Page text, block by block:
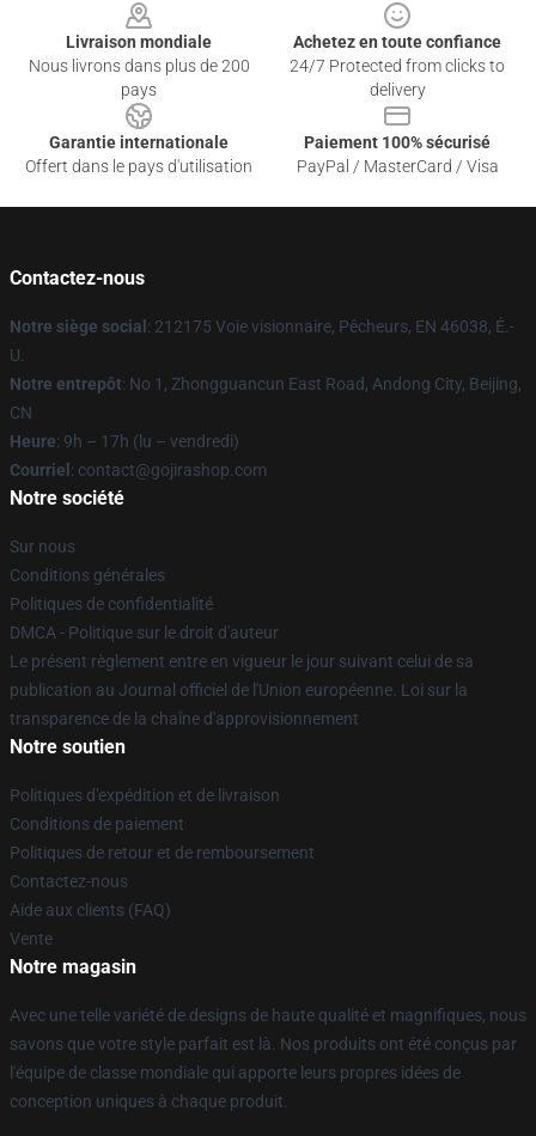
Livraison mondiale
Nous livrons dans plus de 200
pays
Achetez en toute confiance
24/7 Protected from clicks to
delivery
Garantie internationale
Offert dans le pays d'utilisation
Paiement 100% sécurisé
PayPal / MasterCard / Visa
Contactez-nous
Notre siège social : 212175 Voie visionnaire, Pêcheurs, EN 46038, É.-
U.
Notre entrepôt: No 1, Zhongguancun East Road, Andong City, Beijing,
CN
Heure: 9h – 17h (lu – vendredi)
Courriel : contact@gojirashop.com
Notre société
Sur nous
Conditions générales
Politiques de confidentialité
DMCA - Politique sur le droit d'auteur
Le présent règlement entre en vigueur le jour suivant celui de sa
publication au Journal officiel de l'Union européenne. Loi sur la
transparence de la chaîne d'approvisionnement
Notre soutien
Politiques d'expédition et de livraison
Conditions de paiement
Politiques de retour et de remboursement
Contactez-nous
Aide aux clients (FAQ)
Vente
Notre magasin
Avec une telle variété de designs de haute qualité et magnifiques, nous
savons que votre style parfait est là. Nos produits ont été conçus par
l'équipe de classe mondiale qui apporte leurs propres idées de
conception uniques à chaque produit.